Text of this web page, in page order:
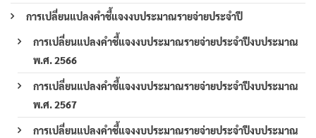
การเปลี่ยนแปลงคำชี้แจงงบประมาณรายจ่ายประจำปี
การเปลี่ยนแปลงคำชี้แจงงบประมาณรายจ่ายประจำปีงบประมาณ
พ.ศ. 2566
การเปลี่ยนแปลงคำชี้แจงงบประมาณรายจ่ายประจำปีงบประมาณ
พ.ศ. 2567
การเปลี่ยนแปลงคำชี้แจงงบประมาณรายจ่ายประจำปีงบประมาณ